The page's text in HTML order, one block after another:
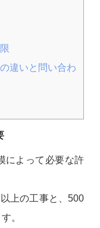
違いと問い合わ
によって必要な許
上の工事と、500
。